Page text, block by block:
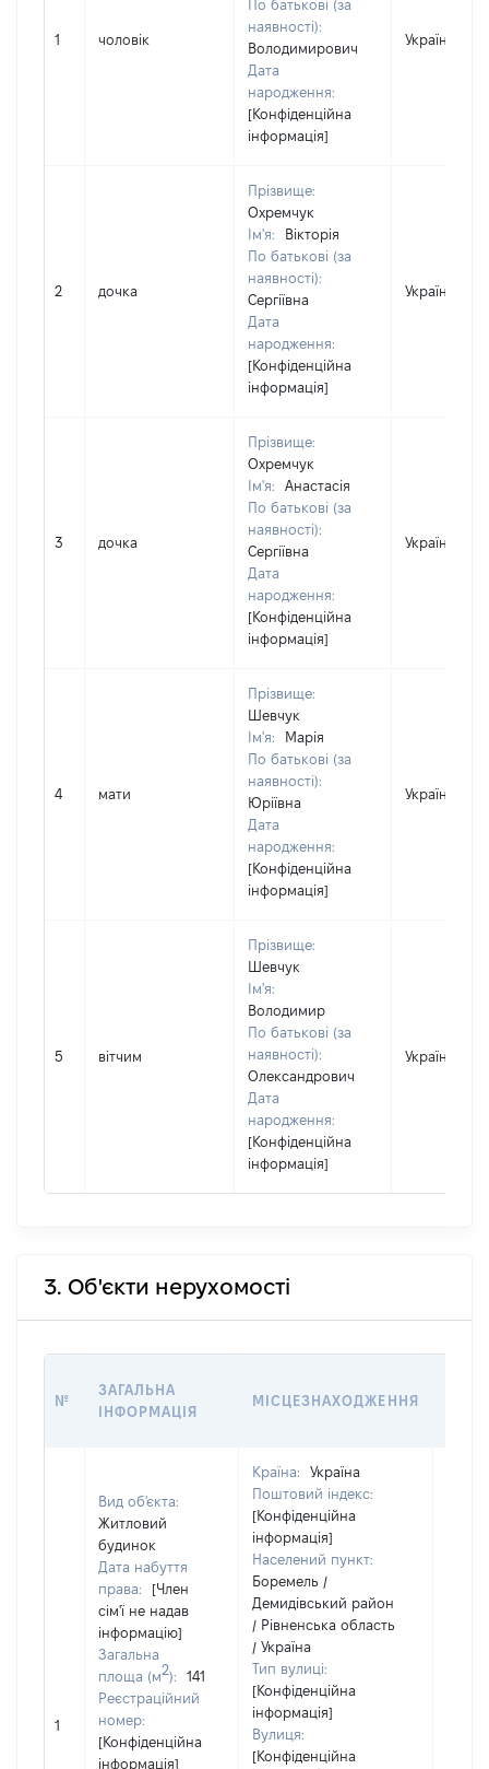
1 чоловік
По батькові (за
наявності):
Володимирович
Дата
народження:
[Конфіденційна
інформація]
Україна
2 дочка
Прізвище:
Охремчук
Ім'я:
Вікторія
По батькові (за
наявності):
Сергіївна
Дата
народження:
[Конфіденційна
інформація]
Україна
3 дочка
Прізвище:
Охремчук
Ім'я:
Анастасія
По батькові (за
наявності):
Сергіївна
Дата
народження:
[Конфіденційна
інформація]
Україна
4 мати
Прізвище:
Шевчук
Ім'я:
Марія
По батькові (за
наявності):
Юріївна
Дата
народження:
[Конфіденційна
інформація]
Україна
5 вітчим
Прізвище:
Шевчук
Ім'я:
Володимир
По батькові (за
наявності):
Олександрович
Дата
народження:
[Конфіденційна
інформація]
Україна
3. Об'єкти нерухомості
№
ЗАГАЛЬНА
ІНФОРМАЦІЯ
МІСЦЕЗНАХОДЖЕННЯ
1
Вид об'єкта:
Житловий
будинок
Дата набуття
права:
[Член
сім'ї не надав
інформацію]
Загальна
площа (м2):
141
Реєстраційний
номер:
[Конфіденційна
інформація]
Країна:
Україна
Поштовий індекс:
[Конфіденційна
інформація]
Населений пункт:
Боремель /
Демидівський район
/ Рівненська область
/ Україна
Тип вулиці:
[Конфіденційна
інформація]
Вулиця:
[Конфіденційна